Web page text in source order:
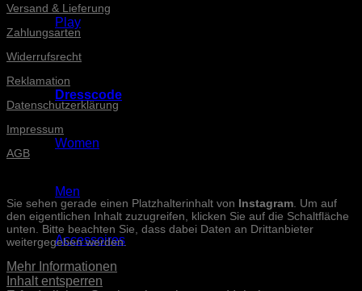
Play
Dresscode
Women
Men
Accessoires
Versand & Lieferung
Zahlungsarten
Widerrufsrecht
Reklamation
Datenschutzerklärung
Impressum
AGB
Sie sehen gerade einen Platzhalterinhalt von Instagram . Um auf
den eigentlichen Inhalt zuzugreifen, klicken Sie auf die Schaltfläche
unten. Bitte beachten Sie, dass dabei Daten an Drittanbieter
weitergegeben werden.
Mehr Informationen
Inhalt entsperren